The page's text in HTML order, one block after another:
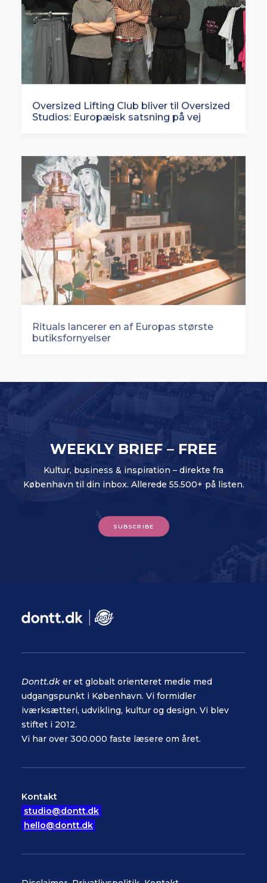
Oversized Lifting Club bliver til Oversized
Studios: Europæisk satsning på vej
butiksfornyelser
WEEKLY BRIEF – FREE
Kultur, business & inspiration – direkte fra
København til din inbox. Allerede 55.500+ på listen.
SUBSCRIBE
Dontt.dk er et globalt orienteret medie med
udgangspunkt i København. Vi formidler
iværksætteri, udvikling, kultur og design. Vi blev
stiftet i 2012.
Vi har over 300.000 faste læsere om året.
Kontakt
studio@dontt.dk
hello@dontt.dk